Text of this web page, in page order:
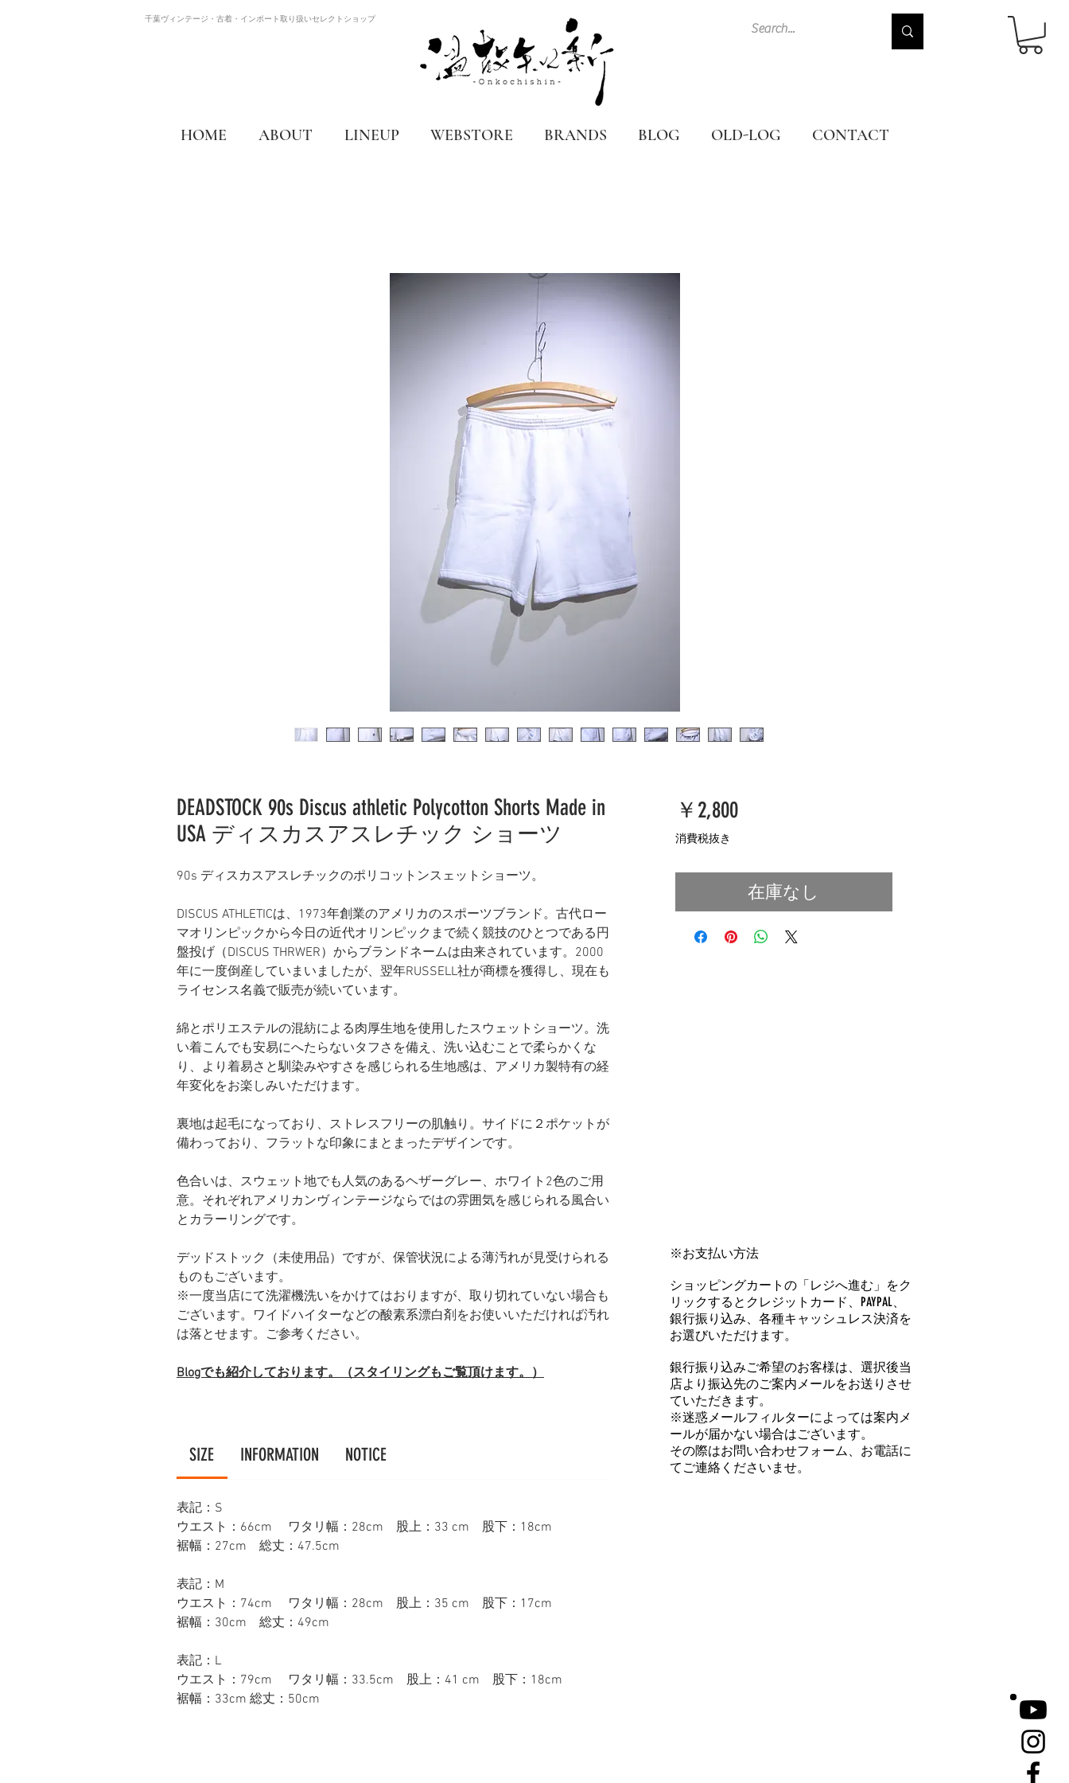
千葉ヴィンテージ・古着・インポート取り扱いセレクトショップ
HOME ABOUT LINEUP WEBSTORE BRANDS BLOG OLD-LOG CONTACT
DEADSTOCK 90s Discus athletic Polycotton Shorts Made in
USA ディスカスアスレチック ショーツ
90s ディスカスアスレチックのポリコットンスェットショーツ。
DISCUS ATHLETICは、1973年創業のアメリカのスポーツブランド。古代ロー
マオリンピックから今日の近代オリンピックまで続く競技のひとつである円
盤投げ（DISCUS THRWER）からブランドネームは由来されています。2000
年に一度倒産していまいましたが、翌年RUSSELL社が商標を獲得し、現在も
ライセンス名義で販売が続いています。
綿とポリエステルの混紡による肉厚生地を使用したスウェットショーツ。洗
い着こんでも安易にへたらないタフさを備え、洗い込むことで柔らかくな
り、より着易さと馴染みやすさを感じられる生地感は、アメリカ製特有の経
年変化をお楽しみいただけます。
裏地は起毛になっており、ストレスフリーの肌触り。サイドに２ポケットが
備わっており、フラットな印象にまとまったデザインです。
色合いは、スウェット地でも人気のあるヘザーグレー、ホワイト2色のご用
意。それぞれアメリカンヴィンテージならではの雰囲気を感じられる風合い
とカラーリングです。
デッドストック（未使用品）ですが、保管状況による薄汚れが見受けられる
ものもございます。
※一度当店にて洗濯機洗いをかけてはおりますが、取り切れていない場合も
ございます。ワイドハイターなどの酸素系漂白剤をお使いいただければ汚れ
は落とせます。ご参考ください。
Blogでも紹介しております。（スタイリングもご覧頂けます。）
SIZE INFORMATION NOTICE
表記：S
ウエスト：66cm ワタリ幅：28cm 股上：33 cm 股下：18cm
裾幅：27cm 総丈：47.5cm
表記：M
ウエスト：74cm ワタリ幅：28cm 股上：35 cm 股下：17cm
裾幅：30cm 総丈：49cm
表記：L
ウエスト：79cm ワタリ幅：33.5cm 股上：41 cm 股下：18cm
裾幅：33cm 総丈：50cm
￥2,800価
消費税抜き
在庫なし
※お支払い方法
ショッピングカートの「レジへ進む」をク
リックするとクレジットカード、PAYPAL、
銀行振り込み、各種キャッシュレス決済を
お選びいただけます。
銀行振り込みご希望のお客様は、選択後当
店より振込先のご案内メールをお送りさせ
ていただきます。
※迷惑メールフィルターによっては案内メ
ールが届かない場合はございます。
その際はお問い合わせフォーム、お電話に
てご連絡くださいませ。